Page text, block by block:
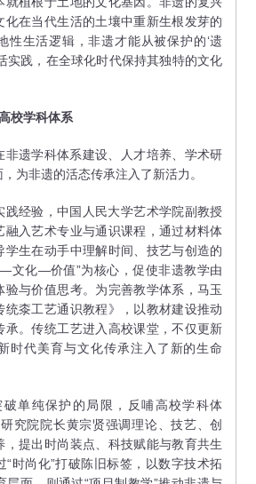
化在当代生活的土壤中重新生根发芽的
性生活逻辑，非遗才能从被保护的‘遗
实践，在全球化时代保持其独特的文化
校学科体系
遗学科体系建设、人才培养、学术研
为非遗的活态传承注入了新活力。
经验，中国人民大学艺术学院副教授
融入艺术专业与通识课程，通过材料体
学生在动手中理解时间、技艺与创造的
文化—价值”为核心，促使非遗教学由
验与价值思考。为完善教学体系，马玉
统桼工艺通识教程》，以教材建设推动
承。传统工艺进入高校课堂，不仅更新
时代美育与文化传承注入了新的生命
单纯保护的局限，反哺高校学科体
究院院长黄宗贤强调理论、技艺、创
，提出时尚装点、科技赋能与教育共生
“时尚化”打破陈旧标签，以数字技术拓